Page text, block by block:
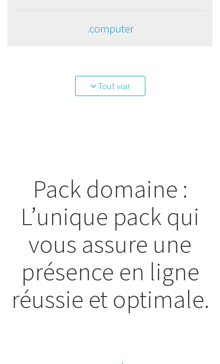
.computer
Tout voir
Pack domaine :
L’unique pack qui
vous assure une
présence en ligne
réussie et optimale.